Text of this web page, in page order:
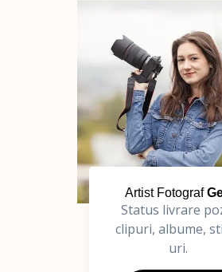
Artist Fotograf
Status livrare
clipuri, albume,
uri.